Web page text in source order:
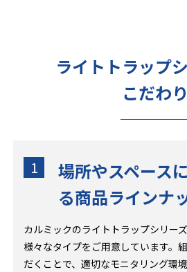
ライトトラップ
こだわり
1
場所やスペース
る商品ラインナ
カルミックのライトトラップシリー
様々なタイプをご用意しています。
だくことで、適切なモニタリング環境